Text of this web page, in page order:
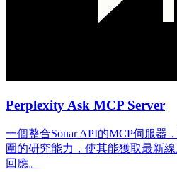
Perplexity Ask MCP Server
一個整合Sonar API的MCP伺服器
圍的研究能力，使其能獲取最新
回應。